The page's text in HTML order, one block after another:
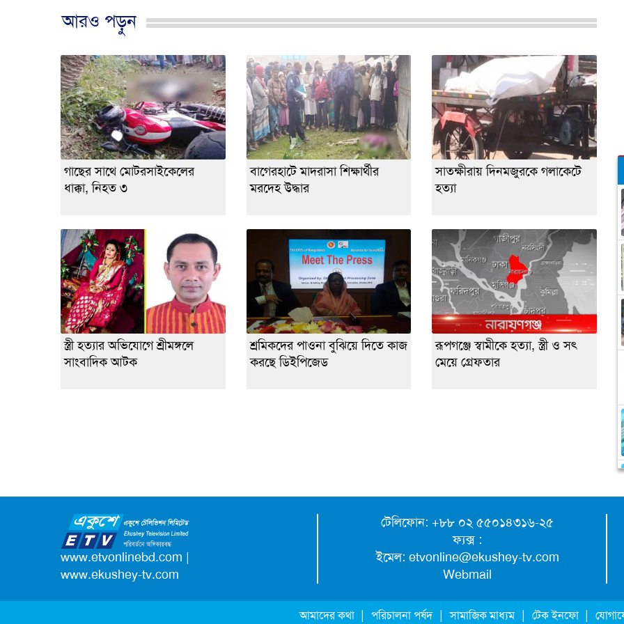
আরও পড়ুন
গাছের সাথে মোটরসাইকেলের
ধাক্কা, নিহত ৩
বাগেরহাটে মাদরাসা শিক্ষার্থীর
মরদেহ উদ্ধার
সাতক্ষীরায় দিনমজুরকে গলাকেটে
হত্যা
স্ত্রী হত্যার অভিযোগে শ্রীমঙ্গলে
সাংবাদিক আটক
শ্রমিকদের পাওনা বুঝিয়ে দিতে কাজ
করছে ডিইপিজেড
রূপগঞ্জে স্বামীকে হত্যা, স্ত্রী ও সৎ
মেয়ে গ্রেফতার
www.etvonlinebd.com |
www.ekushey-tv.com
টেলিফোন: +৮৮ ০২ ৫৫০১৪৩১৬-২৫
ফ্যক্স :
ইমেল: etvonline@ekushey-tv.com
Webmail
আমাদের কথা | পরিচালনা পর্ষদ | সামাজিক মাধ্যম | টেক ইনফো |